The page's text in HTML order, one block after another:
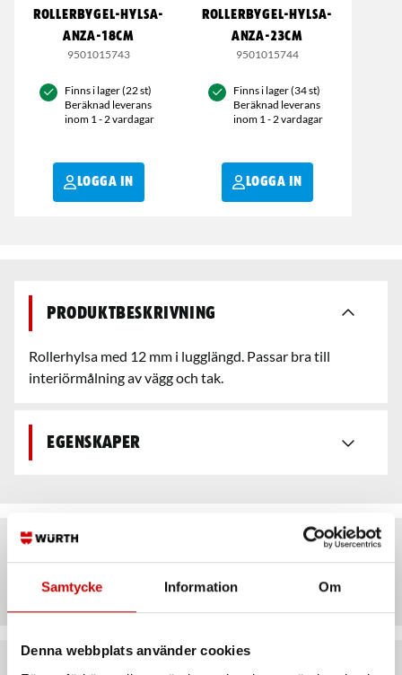
Samtycke Information Om
Denna webbplats använder cookies
ROLLERBYGEL-HYLSA-
ANZA-18CM
9501015743
Finns i lager (22 st)
Beräknad leverans
inom 1 - 2 vardagar
LOGGA IN
ROLLERBYGEL-HYLSA-
ANZA-23CM
9501015744
Finns i lager (34 st)
Beräknad leverans
inom 1 - 2 vardagar
LOGGA IN
Produktbeskrivning
Rollerhylsa med 12 mm i lugglängd. Passar bra till
interiörmålning av vägg och tak.
Egenskaper